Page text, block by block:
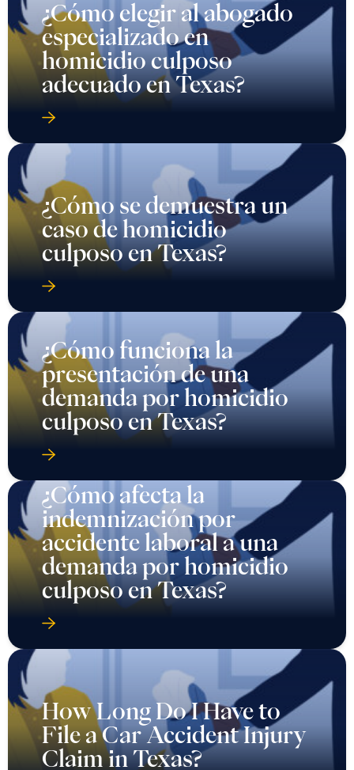
¿Cómo elegir al abogado
especializado en
homicidio culposo
adecuado en Texas?
¿Cómo se demuestra un
caso de homicidio
culposo en Texas?
¿Cómo funciona la
presentación de una
demanda por homicidio
culposo en Texas?
¿Cómo afecta la
indemnización por
accidente laboral a una
demanda por homicidio
culposo en Texas?
How Long Do I Have to
File a Car Accident Injury
Claim in Texas?